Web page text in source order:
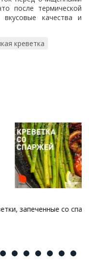
после термической
качества и
креветка
в духовке